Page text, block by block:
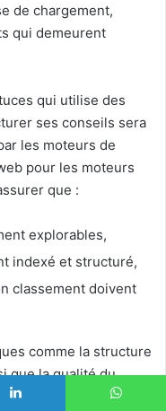
de chargement,
qui demeurent
qui utilise des
ses conseils sera
les moteurs de
pour les moteurs
que :
explorables,
indexé et structuré,
classement doivent
comme la structure
que la qualité du